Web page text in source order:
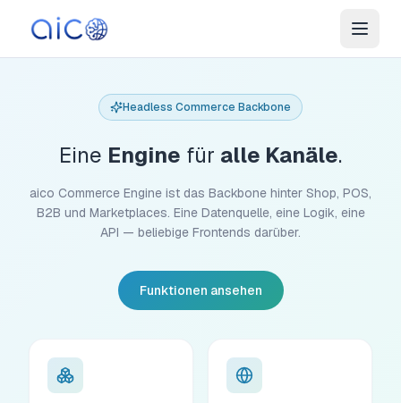
Headless Commerce Backbone
Eine Engine für alle Kanäle.
aico Commerce Engine ist das Backbone hinter Shop, POS,
B2B und Marketplaces. Eine Datenquelle, eine Logik, eine
API — beliebige Frontends darüber.
Funktionen ansehen